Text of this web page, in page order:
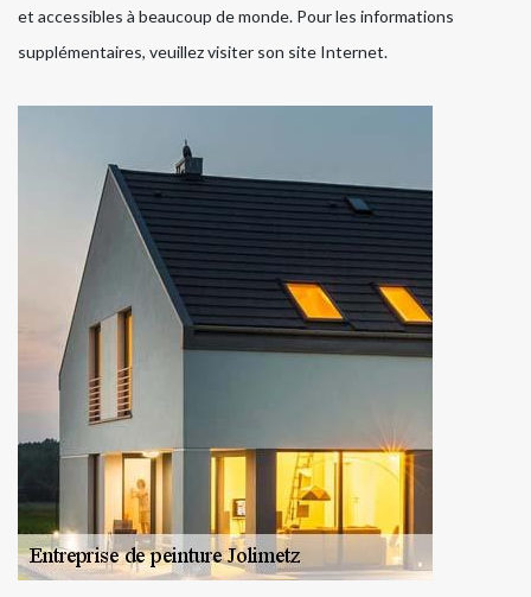
et accessibles à beaucoup de monde. Pour les informations
supplémentaires, veuillez visiter son site Internet.